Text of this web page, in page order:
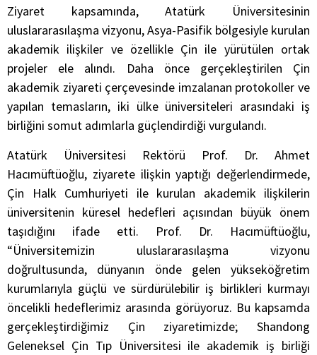
Ziyaret kapsamında, Atatürk Üniversitesinin
uluslararasılaşma vizyonu, Asya-Pasifik bölgesiyle kurulan
akademik ilişkiler ve özellikle Çin ile yürütülen ortak
projeler ele alındı. Daha önce gerçekleştirilen Çin
akademik ziyareti çerçevesinde imzalanan protokoller ve
yapılan temasların, iki ülke üniversiteleri arasındaki iş
birliğini somut adımlarla güçlendirdiği vurgulandı.
Atatürk Üniversitesi Rektörü Prof. Dr. Ahmet
Hacımüftüoğlu, ziyarete ilişkin yaptığı değerlendirmede,
Çin Halk Cumhuriyeti ile kurulan akademik ilişkilerin
üniversitenin küresel hedefleri açısından büyük önem
taşıdığını ifade etti. Prof. Dr. Hacımüftüoğlu,
“Üniversitemizin uluslararasılaşma vizyonu
doğrultusunda, dünyanın önde gelen yükseköğretim
kurumlarıyla güçlü ve sürdürülebilir iş birlikleri kurmayı
öncelikli hedeflerimiz arasında görüyoruz. Bu kapsamda
gerçekleştirdiğimiz Çin ziyaretimizde; Shandong
Geleneksel Çin Tıp Üniversitesi ile akademik iş birliği